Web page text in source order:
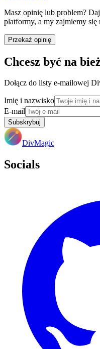
Masz opinię lub problem?
platformy, a my zajmiemy się
Przekaż opinię
Chcesz być na
Dołącz do listy e-mailowej
Imię i nazwisko
E-mail
Subskrybuj
DivMagic
Socials